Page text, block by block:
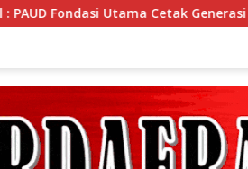
Generasi Unggul Bupati